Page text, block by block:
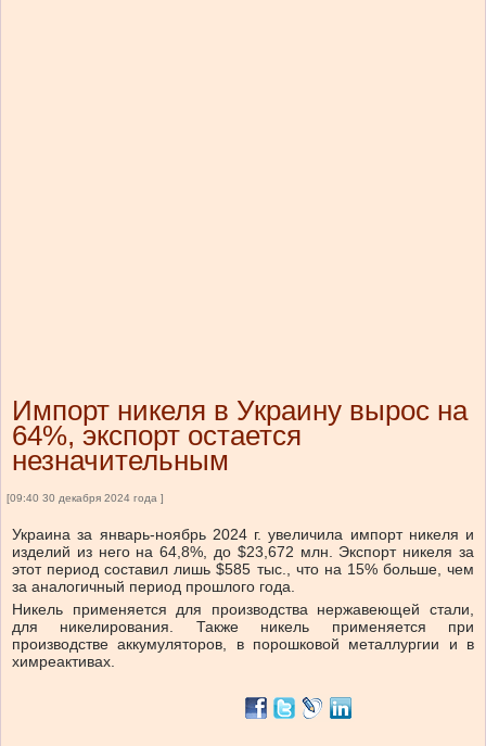
Импорт никеля в Украину вырос на
64%, экспорт остается
незначительным
[09:40 30 декабря 2024 года ]
Украина за январь-ноябрь 2024 г. увеличила импорт никеля и
изделий из него на 64,8%, до $23,672 млн. Экспорт никеля за
этот период составил лишь $585 тыс., что на 15% больше, чем
за аналогичный период прошлого года.
Никель применяется для производства нержавеющей стали,
для никелирования. Также никель применяется при
производстве аккумуляторов, в порошковой металлургии и в
химреактивах.